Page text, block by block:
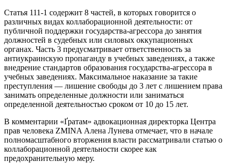
Статья 111-1 содержит 8 частей, в которых говорится о
различных видах коллаборационной деятельности: от
публичной поддержки государства-агрессора до занятия
должностей в судебных или силовых оккупационных
органах. Часть 3 предусматривает ответственность за
антиукраинскую пропаганду в учебных заведениях, а также
внедрение стандартов образования государства-агрессора в
учебных заведениях. Максимальное наказание за такие
преступления — лишение свободы до 3 лет с лишением права
занимать определенные должности или заниматься
определенной деятельностью сроком от 10 до 15 лет.
В комментарии «Ґратам» адвокационная директорка Центра
прав человека ZMINA Алена Лунева отмечает, что в начале
полномасштабного вторжения власти рассматривали статью о
коллаборационной деятельности скорее как
предохранительную меру.